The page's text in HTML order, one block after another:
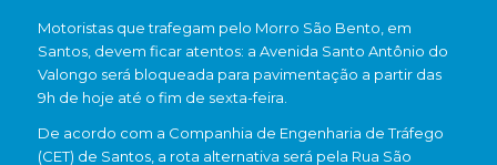
Motoristas que trafegam pelo Morro São Bento, em
Santos, devem ficar atentos: a Avenida Santo Antônio do
Valongo será bloqueada para pavimentação a partir das
9h de hoje até o fim de sexta-feira.
De acordo com a Companhia de Engenharia de Tráfego
(CET) de Santos, a rota alternativa será pela Rua São